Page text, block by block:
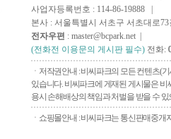
사업자등록번호 : 114-86-19888 |
본사 : 서울특별시 서초구 서초대로73
전자우편 : master@bcpark.net |
(전화전 이용문의 게시판 필수) 전화:
ㆍ저작권안내 : 비씨파크의 모든 컨텐츠(
있습니다. 비씨파크에 게재된 게시물은
용시 손해배상의 책임과 처벌을 받을 수
ㆍ쇼핑몰안내 : 비씨파크는 통신판매중개